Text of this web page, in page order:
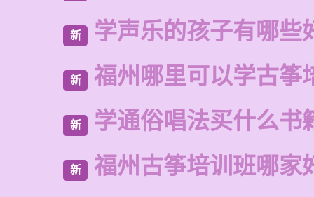
新 学声乐的孩子有哪些
新 福州哪里可以学古筝
新 学通俗唱法买什么书
新 福州古筝培训班哪家